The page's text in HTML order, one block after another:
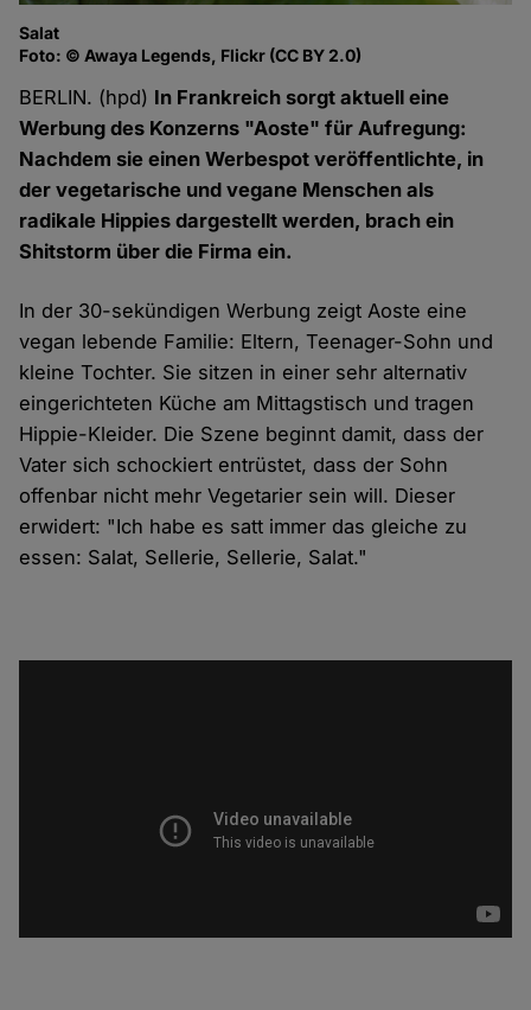
Salat
Foto: © Awaya Legends, Flickr (CC BY 2.0)
BERLIN. (hpd) In Frankreich sorgt aktuell eine
Werbung des Konzerns "Aoste" für Aufregung:
Nachdem sie einen Werbespot veröffentlichte, in
der vegetarische und vegane Menschen als
radikale Hippies dargestellt werden, brach ein
Shitstorm über die Firma ein.
In der 30-sekündigenWerbung zeigt Aoste eine
vegan lebende Familie: Eltern, Teenager-Sohn und
kleine Tochter. Sie sitzen in einer sehr alternativ
eingerichteten Küche am Mittagstisch und tragen
Hippie-Kleider. Die Szene beginnt damit, dass der
Vater sich schockiert entrüstet, dass der Sohn
offenbar nicht mehr Vegetarier sein will. Dieser
erwidert: "Ich habe es satt immer das gleiche zu
essen: Salat, Sellerie, Sellerie, Salat."